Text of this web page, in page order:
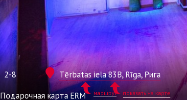
2-8
маршрут показать на карте
Tērbatas iela 83B, Rīga, Рига
Подарочная карта ERM